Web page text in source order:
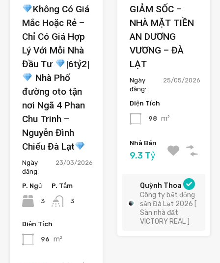
Không Có Giá
Mắc Hoặc Rẻ –
Chỉ Có Giá Hợp
Lý Với Mỗi Nhà
Đầu Tư
|6tỷ2|
Nhà Phố
đường oto tận
nơi Ngã 4 Phan
Chu Trinh –
Nguyễn Đình
Chiểu Đà Lạt
Ngày
đăng:
23/03/2026
P. Ngủ
3
P. Tắm
3
Diện Tích
96 m²
GIẢM SỐC –
NHÀ MẶT TIỀN
AN DƯƠNG
VƯƠNG – ĐÀ
LẠT
Ngày
đăng:
25/05/2026
Diện Tích
98 m²
Nhà Bán
9.3 Tỷ
Quỳnh Thoa
Công ty bất động
sản Đà Lạt 2026 [
Sàn nhà đất
VICTORY REAL ]